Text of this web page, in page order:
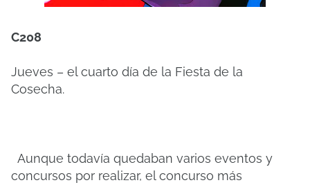
C208
Jueves – el cuarto día de la Fiesta de la
Cosecha.
Aunque todavía quedaban varios eventos y
concursos por realizar, el concurso más